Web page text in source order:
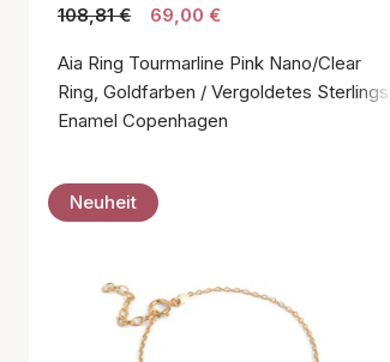
108,81 € 69,00 €
Aia Ring Tourmarline Pink Nano/Clear
Ring, Goldfarben / Vergoldetes
Enamel Copenhagen
Neuheit